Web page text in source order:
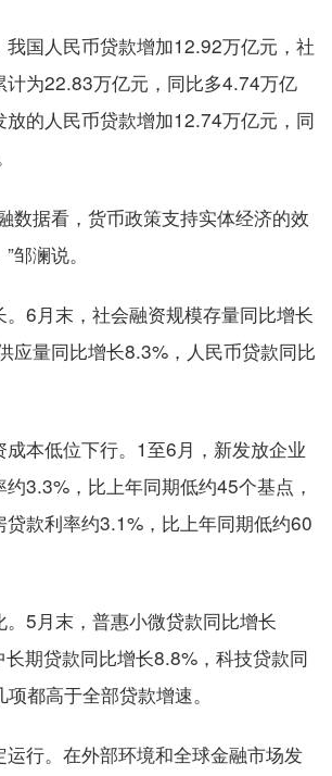
国人民币贷款增加12.92万亿元，社
计为22.83万亿元，同比多4.74万亿
放的人民币贷款增加12.74万亿元，同
据看，货币政策支持实体经济的效
邹澜说。
6月末，社会融资规模存量同比增长
应量同比增长8.3%，人民币贷款同比
本低位下行。1至6月，新发放企业
3.3%，比上年同期低约45个基点，
贷款利率约3.1%，比上年同期低约60
5月末，普惠小微贷款同比增长
期贷款同比增长8.8%，科技贷款同
都高于全部贷款增速。
行。在外部环境和全球金融市场发